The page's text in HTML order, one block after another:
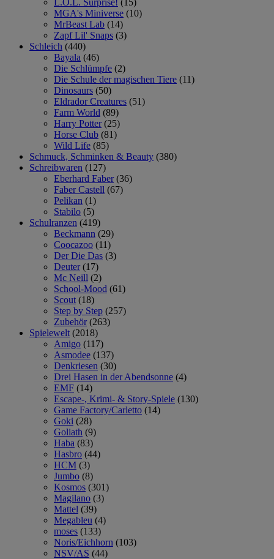
L.O.L. Surprise! (15)
MGA's Miniverse (10)
MrBeast Lab (14)
Zapf Lil' Snaps (3)
Schleich (440)
Bayala (46)
Die Schlümpfe (2)
Die Schule der magischen Tiere (11)
Dinosaurs (50)
Eldrador Creatures (51)
Farm World (89)
Harry Potter (25)
Horse Club (81)
Wild Life (85)
Schmuck, Schminken & Beauty (380)
Schreibwaren (127)
Eberhard Faber (36)
Faber Castell (67)
Pelikan (1)
Stabilo (5)
Schulranzen (419)
Beckmann (29)
Coocazoo (11)
Der Die Das (3)
Deuter (17)
Mc Neill (2)
School-Mood (61)
Scout (18)
Step by Step (257)
Zubehör (263)
Spielewelt (2018)
Amigo (117)
Asmodee (137)
Denkriesen (30)
Drei Hasen in der Abendsonne (4)
EMF (14)
Escape-, Krimi- & Story-Spiele (130)
Game Factory/Carletto (14)
Goki (28)
Goliath (9)
Haba (83)
Hasbro (44)
HCM (3)
Jumbo (8)
Kosmos (301)
Magilano (3)
Mattel (39)
Megableu (4)
moses (133)
Noris/Eichhorn (103)
NSV/AS (44)